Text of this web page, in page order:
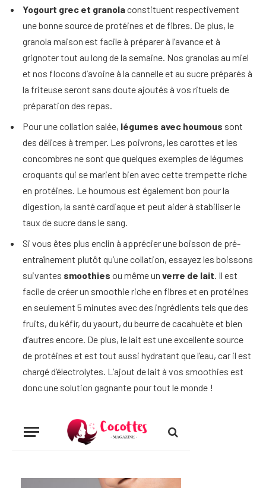
Yogourt grec et granolaconstituent respectivement
une bonne source de protéines et de fibres. De plus, le
granola maison est facile à préparer à l’avance et à
grignoter tout au long de la semaine. Nos granolas au miel
et nos flocons d’avoine à la cannelle et au sucre préparés à
la friteuse seront sans doute ajoutés à vos rituels de
préparation des repas.
Pour une collation salée, légumes avec houmous sont
des délices à tremper. Les poivrons, les carottes et les
concombres ne sont que quelques exemples de légumes
croquants qui se marient bien avec cette trempette riche
en protéines. Le houmous est également bon pour la
digestion, la santé cardiaque et peut aider à stabiliser le
taux de sucre dans le sang.
Si vous êtes plus enclin à apprécier une boisson de pré-
entraînement plutôt qu’une collation, essayez les boissons
suivantes smoothies ou même un verre de lait. Il est
facile de créer un smoothie riche en fibres et en protéines
en seulement 5 minutes avec des ingrédients tels que des
fruits, du kéfir, du yaourt, du beurre de cacahuète et bien
d’autres encore. De plus, le lait est une excellente source
de protéines et est tout aussi hydratant que l’eau, car il est
chargé d’électrolytes. L’ajout de lait à vos smoothies est
donc une solution gagnante pour tout le monde !